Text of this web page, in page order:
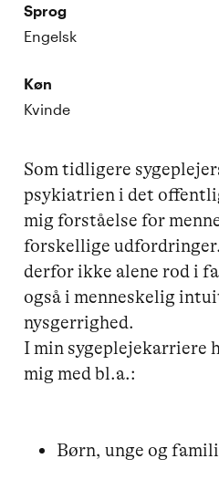
Sprog
Engelsk
Køn
Kvinde
Som tidligere
psykiatrien i det
mig forståelse for
forskellige
derfor ikke alene rod i
også i menneskelig
nysgerrighed.
I min sygeplejekarriere
Børn, unge og